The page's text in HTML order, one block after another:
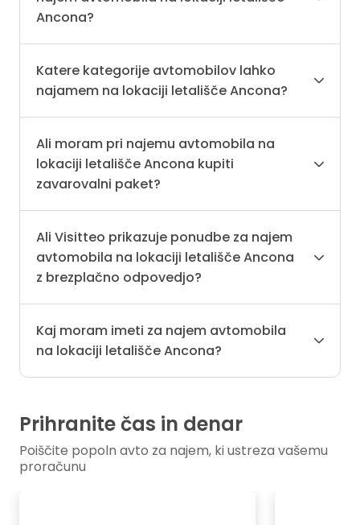
Ancona?
Katere kategorije avtomobilov lahko
najamem na lokaciji letališče Ancona?
Ali moram pri najemu avtomobila na
lokaciji letališče Ancona kupiti
zavarovalni paket?
Ali Visitteo prikazuje ponudbe za najem
avtomobila na lokaciji letališče Ancona
z brezplačno odpovedjo?
Kaj moram imeti za najem avtomobila
na lokaciji letališče Ancona?
Prihranite čas in denar
Poiščite popoln avto za najem, ki ustreza vašemu
proračunu